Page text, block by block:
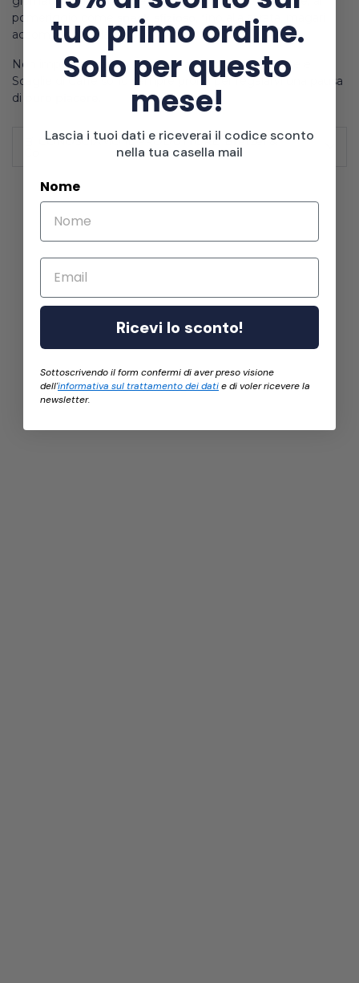
pomeriggio come
snack sfizioso
, fino alla serata, magari
accompagnati da un buon film.
Non importa quando, i Bretzel al Cioccolato al Latte e
Scaglie di Caffè sono sempre pronti per regalarvi una pausa
di
📘 CONOSCIAMO IL PRODUTTORE: Bretzel &
tuo primo ordine.
Solo per questo
mese!
Lascia i tuoi dati e riceverai il codice sconto
nella tua casella mail
Nome
Email
Ricevi lo sconto!
Sottoscrivendo il form confermi di aver preso visione
dell'informativa sul trattamento dei datie di voler ricevere la
newsletter.